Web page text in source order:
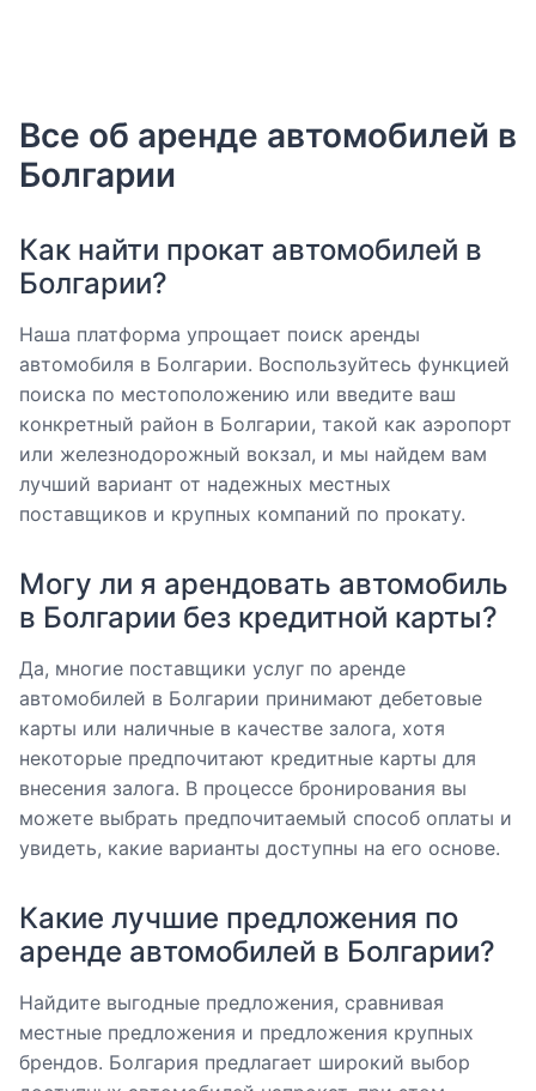
Все об аренде автомобилей в
Болгарии
Как найти прокат автомобилей в
Болгарии?
Наша платформа упрощает поиск аренды
автомобиля в Болгарии. Воспользуйтесь функцией
поиска по местоположению или введите ваш
конкретный район в Болгарии, такой как аэропорт
или железнодорожный вокзал, и мы найдем вам
лучший вариант от надежных местных
поставщиков и крупных компаний по прокату.
Могу ли я арендовать автомобиль
в Болгарии без кредитной карты?
Да, многие поставщики услуг по аренде
автомобилей в Болгарии принимают дебетовые
карты или наличные в качестве залога, хотя
некоторые предпочитают кредитные карты для
внесения залога. В процессе бронирования вы
можете выбрать предпочитаемый способ оплаты и
увидеть, какие варианты доступны на его основе.
Какие лучшие предложения по
аренде автомобилей в Болгарии?
Найдите выгодные предложения, сравнивая
местные предложения и предложения крупных
брендов. Болгария предлагает широкий выбор